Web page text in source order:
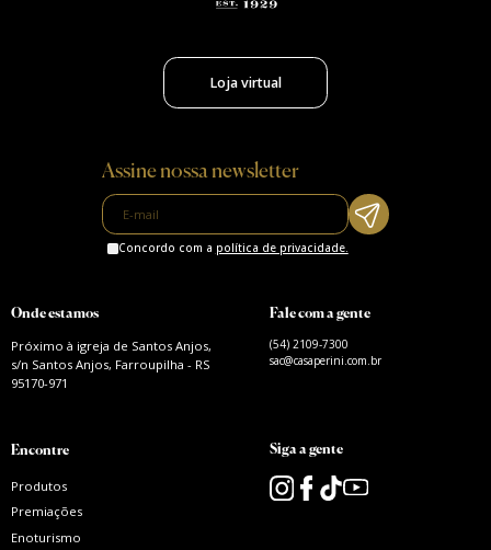
Loja virtual
Assine nossa newsletter
Concordo com a política de privacidade.
Onde estamos
Próximo à igreja de Santos Anjos,
s/n Santos Anjos, Farroupilha - RS
95170-971
Fale com a gente
(54) 2109-7300
sac@casaperini.com.br
Encontre
Produtos
Premiações
Enoturismo
Siga a gente